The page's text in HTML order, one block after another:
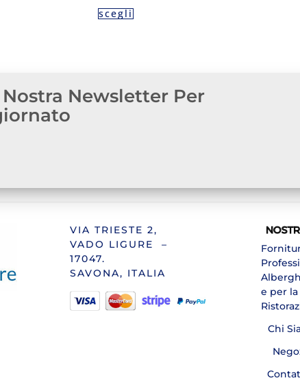
scegli
Newsletter Per
VIA TRIESTE 2,
VADO LIGURE –
17047.
SAVONA, ITALIA
e per la
Chi